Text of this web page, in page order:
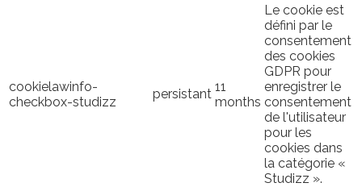
cookielawinfo-
checkbox-studizz
persistant 11
months
Le cookie est
défini par le
consentement
des cookies
GDPR pour
enregistrer le
consentement
de l'utilisateur
pour les
cookies dans
la catégorie «
Studizz ».